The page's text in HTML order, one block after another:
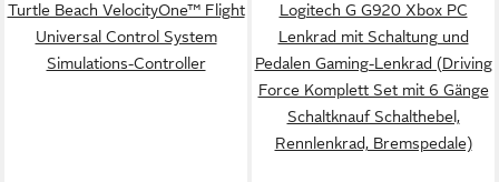
Turtle Beach VelocityOne™ Flight
Universal Control System
Simulations-Controller
Logitech G G920 Xbox PC
Lenkrad mit Schaltung und
Pedalen Gaming-Lenkrad (Driving
Force Komplett Set mit 6 Gänge
Schaltknauf Schalthebel,
Rennlenkrad, Bremspedale)